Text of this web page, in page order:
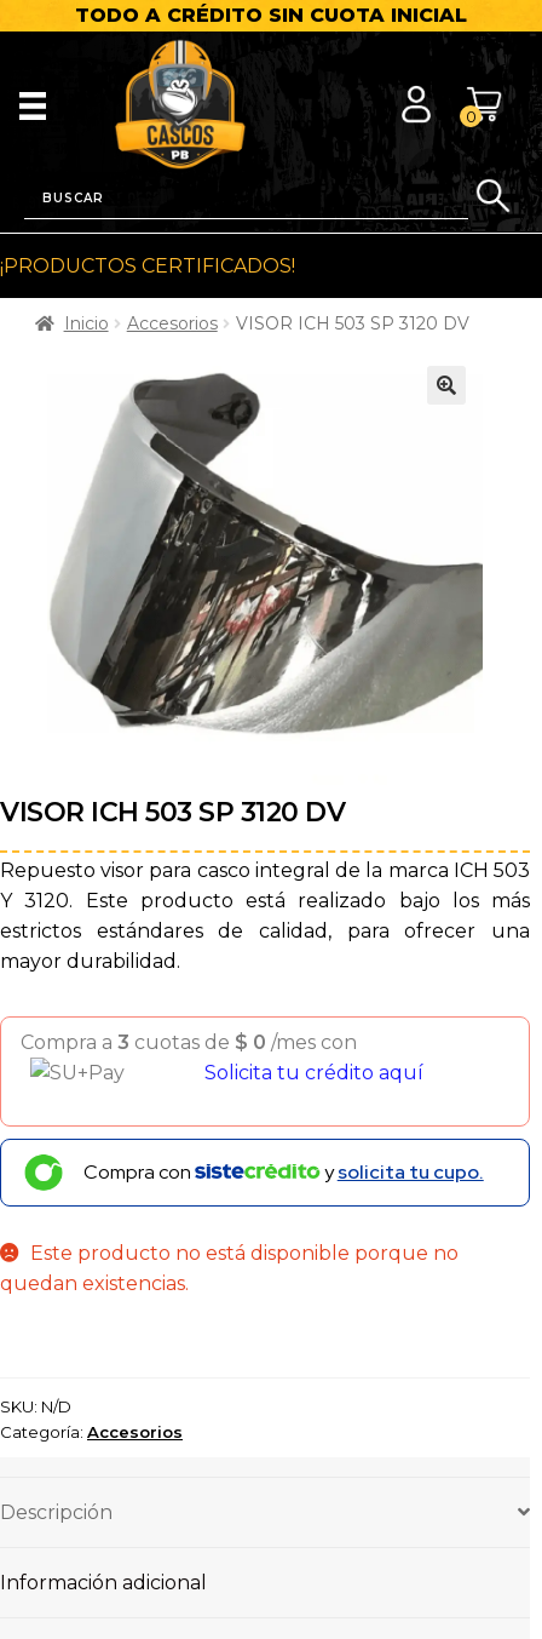
TODO A CRÉDITO SIN CUOTA INICIAL
0
¡PRODUCTOS CERTIFICADOS!
Inicio Accesorios VISOR ICH 503 SP 3120 DV
VISOR ICH 503 SP 3120 DV
Repuesto visor para casco integral de la marca ICH 503
Y 3120. Este producto está realizado bajo los más
estrictos estándares de calidad, para ofrecer una
mayor durabilidad.
Compra a 3 cuotas de $ 0 /mes con
Solicita tu crédito aquí
Compra con ysolicita tu cupo.
Este producto no está disponible porque no
quedan existencias.
SKU: N/D
Categoría: Accesorios
Descripción
Información adicional